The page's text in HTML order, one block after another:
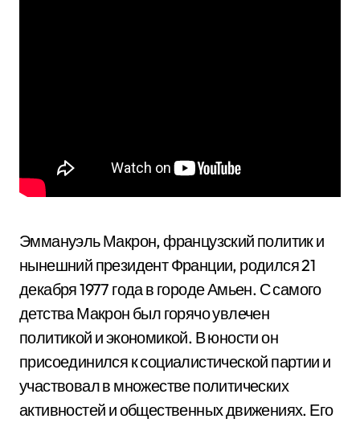
Эммануэль Макрон, французский политик и
нынешний президент Франции, родился 21
декабря 1977 года в городе Амьен. С самого
детства Макрон был горячо увлечен
политикой и экономикой. В юности он
присоединился к социалистической партии и
участвовал в множестве политических
активностей и общественных движениях. Его